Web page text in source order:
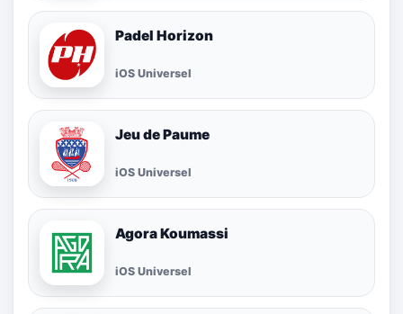
Padel Horizon
iOS Universel
Jeu de Paume
iOS Universel
Agora Koumassi
iOS Universel